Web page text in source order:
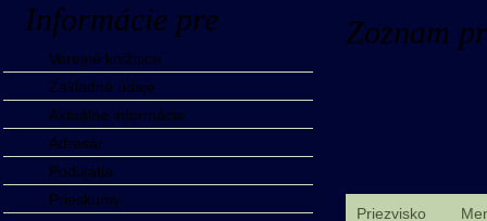
Zoznam
Priezvisko
Informácie pre
Verejné knižnice
Základné údaje
Aktuálne informácie
Adresár
Podujatia
Prieskumy